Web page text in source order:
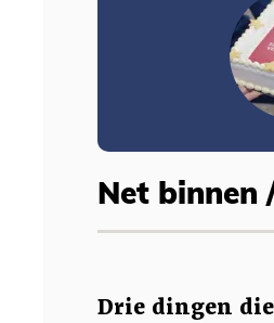
Net binnen
Drie dingen